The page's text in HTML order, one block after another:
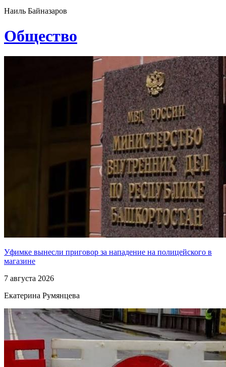
Наиль Байназаров
Общество
Уфимке вынесли приговор за нападение на полицейского в
магазине
7 августа 2026
Екатерина Румянцева